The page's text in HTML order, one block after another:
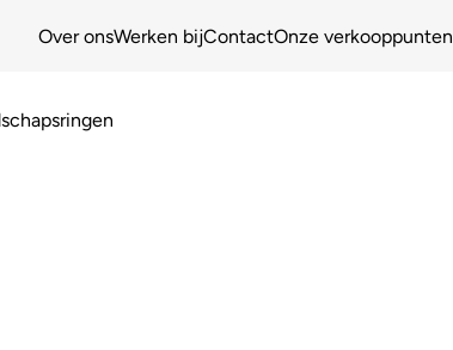
Over onsWerken bijContactOnze verkooppunten